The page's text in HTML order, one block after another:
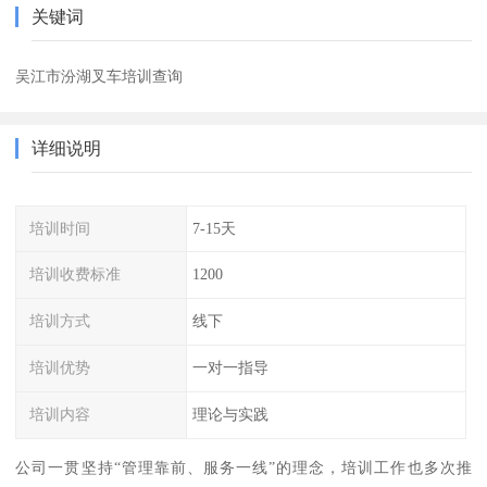
关键词
吴江市汾湖叉车培训查询
详细说明
培训时间 7-15天
培训收费标准 1200
培训方式 线下
培训优势 一对一指导
培训内容 理论与实践
公司一贯坚持“管理靠前、服务一线”的理念，培训工作也多次推